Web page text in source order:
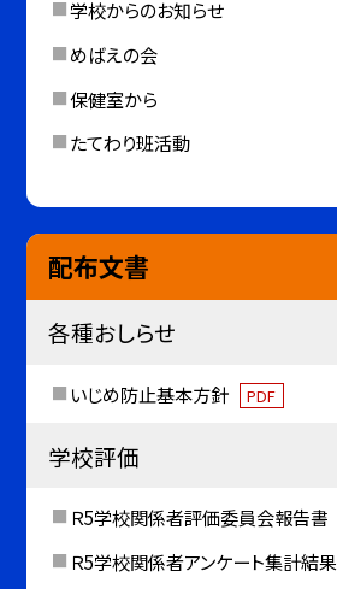
学校からのお知らせ
めばえの会
保健室から
たてわり班活動
配布文書
各種おしらせ
いじめ防止基本方針 PDF
学校評価
Ｒ5学校関係者評価委員会報告書
Ｒ5学校関係者アンケート集計結果